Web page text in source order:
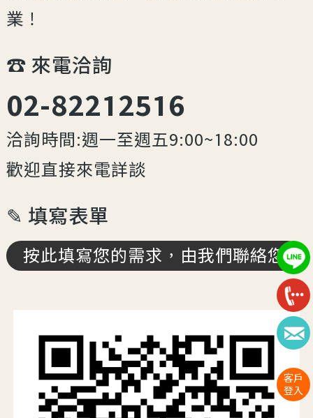
客戶
登入
業！
☎︎ 來電洽詢
02-82212516
洽詢時間:週一至週五9:00~18:00
歡迎直接來電詳談
✎ 填寫表單
按此填寫您的需求，由我們聯絡您